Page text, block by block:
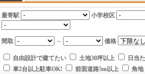
最寄駅 小学校区
間取 ～ 価格
自由設計で建てたい 土地30坪以上 日当
車2台以上駐車OK!
前面道路5m以上 角地